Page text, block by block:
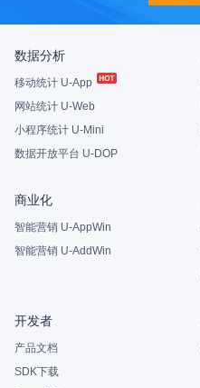
数据分析
移动统计 U-App
网站统计 U-Web
小程序统计 U-Mini
数据开放平台 U-DOP
商业化
智能营销 U-AppWin
智能营销 U-AddWin
开发者
产品文档
SDK下载